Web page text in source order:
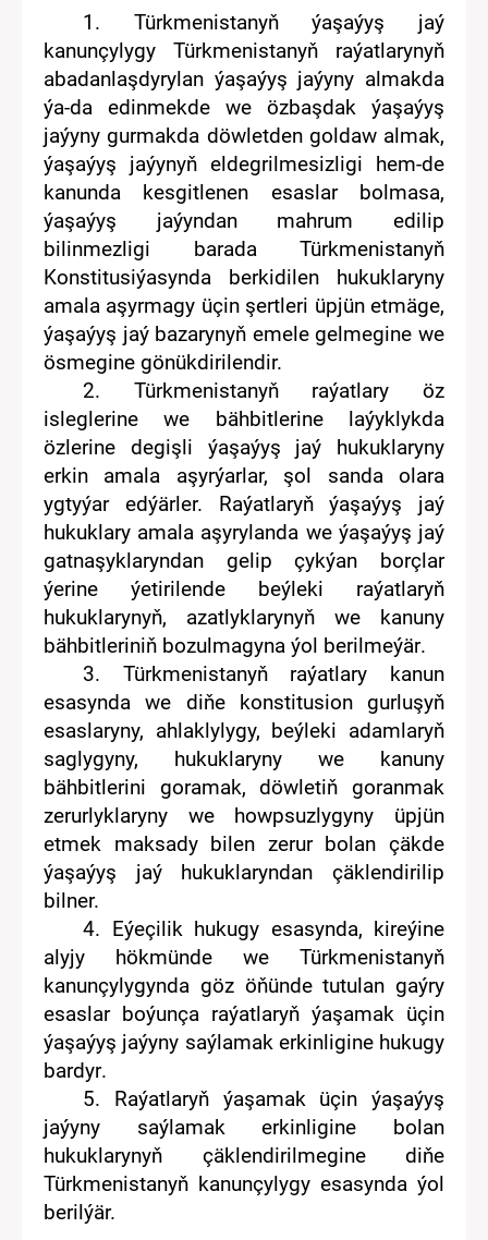
1 . Türkmenistanyň ýaşaýyş jaý
kanunçylygy Türkmenistanyň raýatlarynyň
abadanlaşdyrylan ýaşaýyş jaýyny almakda
ýa-da edinmekde we özbaşdak ýaşaýyş
jaýyny gurmakda döwletdengoldawalmak,
ýaşaýyş jaýynyň eldegrilmesizligi hem-de
kanunda kesgitlenen esaslar bolmasa,
ýaşaýyş jaýyndan mahrum
edilip
bilinmezligi
barada Türkmenistanyň
Konstitusiýasynda berkidilen
hukuklaryny
amala aşyrmagy üçin şertleri üpjün etmäge,
ýaşaýyş jaý bazarynyň emele gelmegine we
ösmegine gönükdirilendir.
2. Türkmenistanyň raýatlary öz
isleglerine we bähbitlerine
laýyklykda
özlerine degişli ýaşaýyş jaý hukuklaryny
erkin amala aşyrýarlar, şol sanda olara
ygtyýar edýärler.
Raýatlaryňýaşaýyş jaý
hukuklary amala aşyrylanda we ýaşaýyş jaý
gatnaşyklaryndan gelip çykýan borçlar
ýerine ýetirilende
beýleki raýatlaryň
hukuklarynyň, azatlyklarynyň we kanuny
bähbitleriniň bozulmagyna ýol berilmeýär.
3. Türkmenistanyň raýatlary kanun
esasynda we diňe konstitusion gurluşyň
esaslaryny, ahlaklylygy, beýleki adamlaryň
saglygyny,
hukuklaryny we kanuny
bähbitlerini goramak, döwletiň goranmak
zerurlyklaryny we howpsuzlygyny üpjün
etmek maksady bilen zerur bolan çäkde
ýaşaýyş jaý hukuklaryndan çäklendirilip
bilner.
4.
Eýeçilik hukugy esasynda,
kireýine
alyjy
hökmünde we Türkmenistanyň
kanunçylygynda göz öňünde tutulan gaýry
esaslar boýunça raýatlaryň ýaşamak üçin
ýaşaýyş jaýyny saýlamak erkinligine hukugy
bardyr.
5. Raýatlaryň ýaşamak üçin ýaşaýyş
jaýyny saýlamak erkinligine bolan
hukuklarynyň çäklendirilmegine diňe
Türkmenistanyň kanunçylygy esasynda ýol
berilýär.